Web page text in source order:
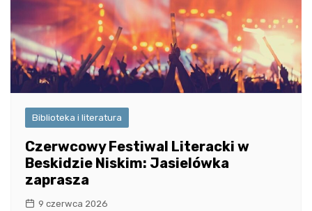
Biblioteka i literatura
Czerwcowy Festiwal Literacki w
Beskidzie Niskim: Jasielówka
zaprasza
9 czerwca 2026